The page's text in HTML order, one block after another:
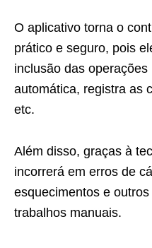
O aplicativo torna o
prático e seguro, pois
inclusão das
automática, registra as
etc.
Além disso, graças à
incorrerá em erros de
esquecimentos e
trabalhos manuais.